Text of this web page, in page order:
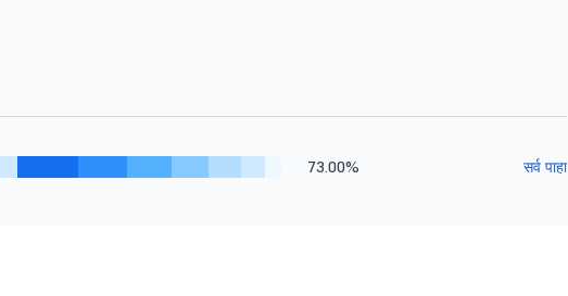
73.00% सर्व पाहा